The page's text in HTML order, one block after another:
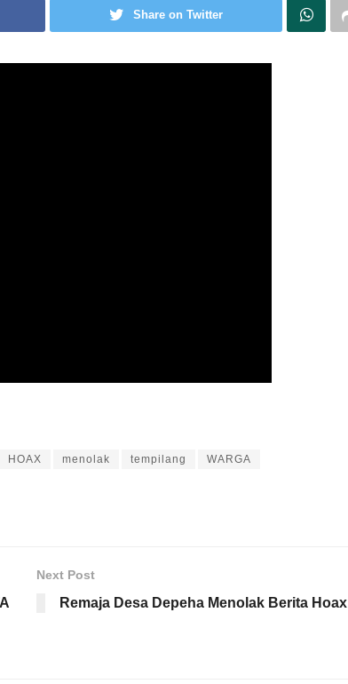
Share on Twitter
HOAX menolak tempilang WARGA
Next Post
Remaja Desa Depeha Menolak Berita Hoax